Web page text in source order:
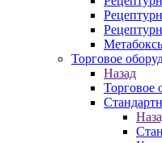
Торговое
Назад
Торговое